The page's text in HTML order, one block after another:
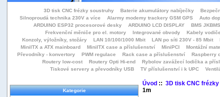
3D tisk CNC frézky soustruhy Baterie akumulátory nabíječky
Silnoproudá technika 230V a více
Alarmy modemy trackery GSM GPS
Auto
ARDUINO ESP32 procesorové desky
ARDUINO LCD DISPLAY
BMS
Frekvenční měniče pro el. motory
Integrované obvody
Kabely
Konzoly, výložníky, stožáry
LAN 10/100/1000 Mbit LAN po síti 230V - 85 Mbit
MiniITX a ATX mainboard
MiniITX case a příslušenství MiniPCI
Montážní
Převodníky - konvertory
PWM regulace Rack case a příslušenství
Raspberry
Routery low-cost
Routery Opti Hi-end
Rybolov zavážecí lodička a přísl
Tiskové servery a převodníky USB
TV příslušenství i k UPC
Kategorie
Úvod:: 3D tisk CNC
1m